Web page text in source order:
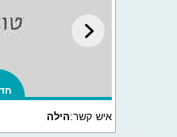
איש קשר:הילה